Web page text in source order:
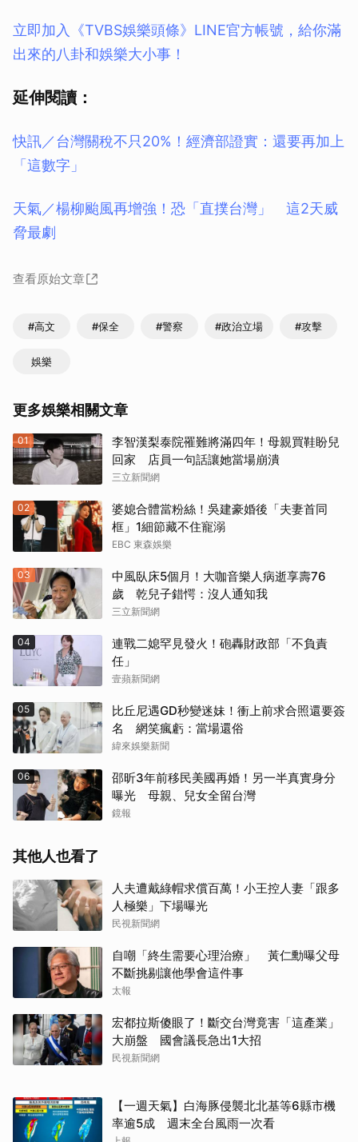
立即加入《TVBS娛樂頭條》LINE官方帳號，給你滿
出來的八卦和娛樂大小事！
延伸閱讀：
快訊／台灣關稅不只20%！經濟部證實：還要再加上
「這數字」
天氣／楊柳颱風再增強！恐「直撲台灣」 這2天威
脅最劇
查看原始文章
#高文 #保全 #警察 #政治立場 #攻擊
娛樂
更多娛樂相關文章
01
李智漢梨泰院罹難將滿四年！母親買鞋盼兒
回家 店員一句話讓她當場崩潰
三立新聞網
02
婆媳合體當粉絲！吳建豪婚後「夫妻首同
框」1細節藏不住寵溺
EBC 東森娛樂
03
中風臥床5個月！大咖音樂人病逝享壽76
歲 乾兒子錯愕：沒人通知我
三立新聞網
04
連戰二媳罕見發火！砲轟財政部「不負責
任」
壹蘋新聞網
05
比丘尼遇GD秒變迷妹！衝上前求合照還要簽
名 網笑瘋虧：當場還俗
緯來娛樂新聞
06
邵昕3年前移民美國再婚！另一半真實身分
曝光 母親、兒女全留台灣
鏡報
其他人也看了
人夫遭戴綠帽求償百萬！小王控人妻「跟多
人極樂」下場曝光
民視新聞網
自嘲「終生需要心理治療」 黃仁勳曝父母
不斷挑剔讓他學會這件事
太報
宏都拉斯傻眼了！斷交台灣竟害「這產業」
大崩盤 國會議長急出1大招
民視新聞網
【一週天氣】白海豚侵襲北北基等6縣市機
率逾5成 週末全台風雨一次看